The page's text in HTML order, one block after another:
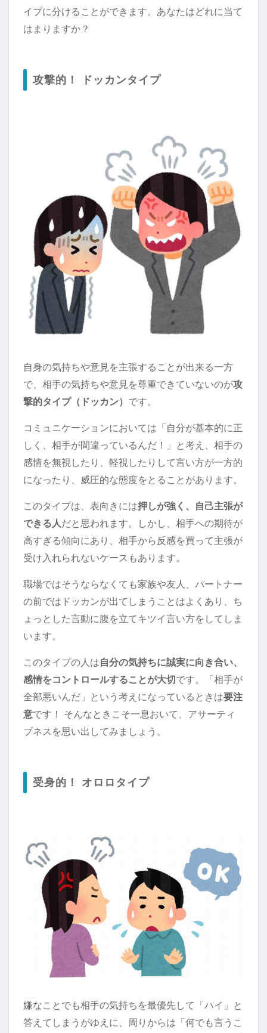
イプに分けることができます。あなたはどれに当て
はまりますか？
攻撃的！ ドッカンタイプ
自身の気持ちや意見を主張することが出来る一方
で、相手の気持ちや意見を尊重できていないのが攻
撃的タイプ（ドッカン） です。
コミュニケーションにおいては「自分が基本的に正
しく、相手が間違っているんだ！」と考え、相手の
感情を無視したり、軽視したりして言い方が一方的
になったり、威圧的な態度をとることがあります。
このタイプは、表向きには押しが強く、自己主張が
できる人だと思われます。しかし、相手への期待が
高すぎる傾向にあり、相手から反感を買って主張が
受け入れられないケースもあります。
職場ではそうならなくても家族や友人、パートナー
の前ではドッカンが出てしまうことはよくあり、ち
ょっとした言動に腹を立てキツイ言い方をしてしま
います。
このタイプの人は自分の気持ちに誠実に向き合い、
感情をコントロールすることが大切です。「相手が
全部悪いんだ」という考えになっているときは要注
意です！ そんなときこそ一息おいて、アサーティ
ブネスを思い出してみましょう。
受身的！ オロロタイプ
嫌なことでも相手の気持ちを最優先して「ハイ」と
答えてしまうがゆえに、周りからは「何でも言うこ